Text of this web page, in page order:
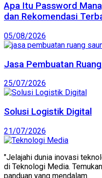
Apa Itu Password
dan Rekomendasi
05/08/2026
Jasa Pembuatan
25/07/2026
Solusi Logistik Digital
21/07/2026
"Jelajahi dunia inovasi
di Teknologi Media.
panduan yang mendalam.